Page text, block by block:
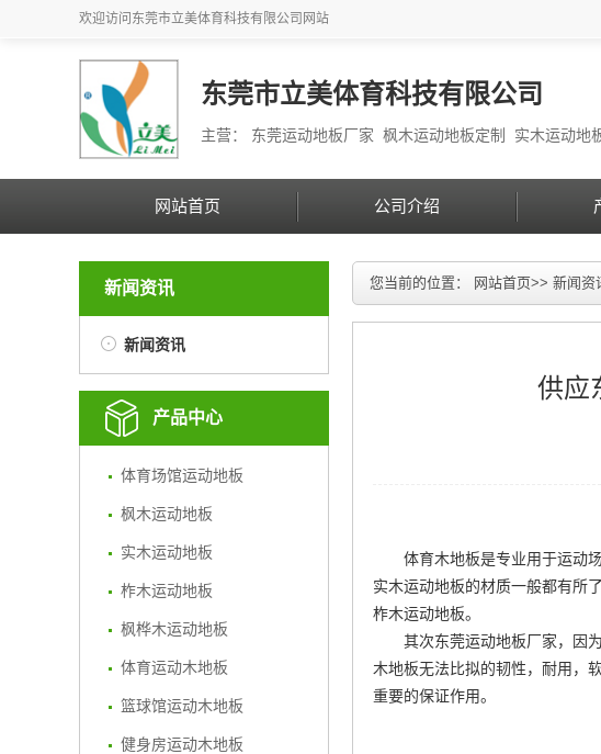
欢迎访问 东莞市立美体育科技有限公司 网站
东莞市立美体育科技有限公司
主营： 东莞运动地板厂家 枫木运动地板定制 实木运动地
网站首页 公司介绍
新闻资讯
新闻资讯
产品中心
体育场馆运动地板
枫木运动地板
实木运动地板
柞木运动地板
枫桦木运动地板
体育运动木地板
篮球馆运动木地板
健身房运动木地板
您当前的位置： 网站首页>> 新闻资
供应
体育木地板是专业用于运动
实木运动地板的材质一般都有所
柞木运动地板。
其次东莞运动地板厂家，因
木地板无法比拟的韧性，耐用，
重要的保证作用。